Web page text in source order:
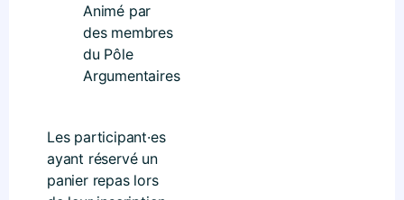
Animé par
des membres
du Pôle
Argumentaires
Les participant·es
ayant réservé un
panier repas lors